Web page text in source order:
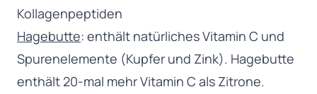
Kollagenpeptiden
Hagebutte: enthält natürliches Vitamin C und
Spurenelemente (Kupfer und Zink). Hagebutte
enthält 20-mal mehr Vitamin C als Zitrone.